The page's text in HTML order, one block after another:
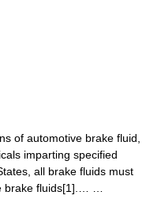
of automotive brake fluid,
imparting specified
all brake fluids must
brake fluids[1].… …